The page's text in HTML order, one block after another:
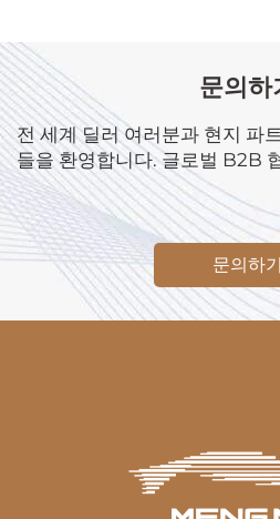
문의하
전 세계 딜러 여러분과 현지 파
들을 환영합니다. 글로벌 B2B
문의하기